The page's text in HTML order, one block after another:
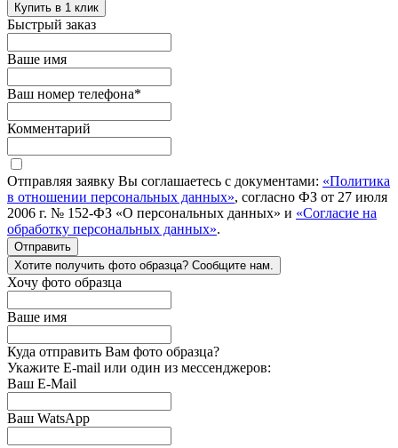
Купить в 1 клик
Быстрый заказ
Ваше имя
Ваш номер телефона*
Комментарий
Отправляя заявку Вы соглашаетесь с документами: «Политика
в отношении персональных данных», согласно ФЗ от 27 июля
2006 г. № 152-ФЗ «О персональных данных» и «Согласие на
обработку персональных данных».
Отправить
Хотите получить фото образца? Сообщите нам.
Хочу фото образца
Ваше имя
Куда отправить Вам фото образца?
Укажите E-mail или один из мессенджеров:
Ваш E-Mail
Ваш WatsApp